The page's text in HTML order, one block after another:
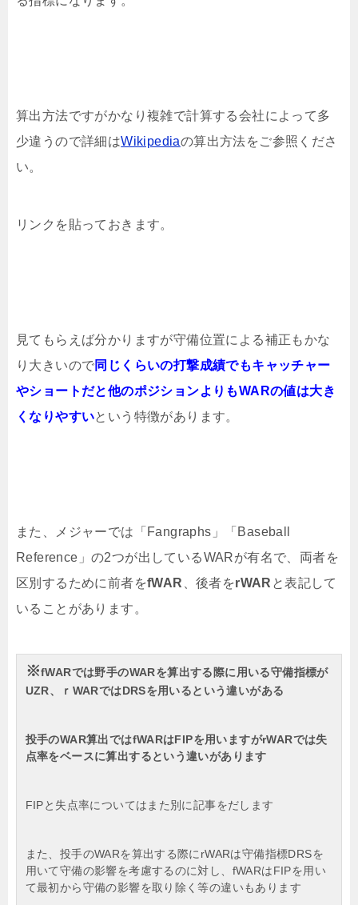
算出方法ですがかなり複雑で計算する会社によって多
少違うので詳細はWikipediaの算出方法をご参照くださ
い。
リンクを貼っておきます。
見てもらえば分かりますが守備位置による補正もかな
り大きいので同じくらいの打撃成績でもキャッチャー
やショートだと他のポジションよりもWARの値は大き
くなりやすいという特徴があります。
また、メジャーでは「Fangraphs」「Baseball
Reference」の2つが出しているWARが有名で、両者を
区別するために前者をfWAR 、後者をrWAR と表記して
いることがあります。
※fWARでは野手のWARを算出する際に用いる守備指標が
UZR、ｒWARではDRSを用いるという違いがある
投手のWAR算出ではfWARはFIPを用いますがrWARでは失
点率をベースに算出するという違いがあります
FIPと失点率についてはまた別に記事をだします
また、投手のWARを算出する際にrWARは守備指標DRSを
用いて守備の影響を考慮するのに対し、fWARはFIPを用い
て最初から守備の影響を取り除く等の違いもあります